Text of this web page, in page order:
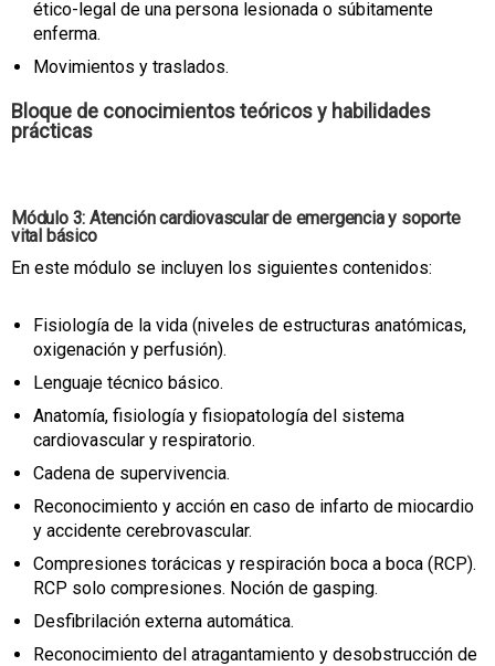
ético-legal de una persona lesionada o súbitamente
enferma.
Movimientos y traslados.
Bloque de conocimientos teóricos y habilidades
prácticas
Módulo 3: Atención cardiovascular de emergencia y soporte
vital básico
En este módulo se incluyen los siguientes contenidos:
Fisiología de la vida (niveles de estructuras anatómicas,
oxigenación y perfusión).
Lenguaje técnico básico.
Anatomía, fisiología y fisiopatología del sistema
cardiovascular y respiratorio.
Cadena de supervivencia.
Reconocimiento y acción en caso de infarto de miocardio
y accidente cerebrovascular.
Compresiones torácicas y respiración boca a boca (RCP).
RCP solo compresiones. Noción de gasping.
Desfibrilación externa automática.
Reconocimiento del atragantamiento y desobstrucción de